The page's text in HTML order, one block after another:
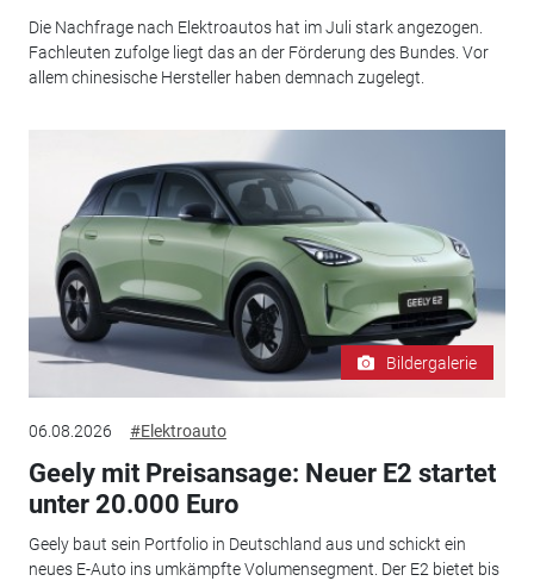
Die Nachfrage nach Elektroautos hat im Juli stark angezogen.
Fachleuten zufolge liegt das an der Förderung des Bundes. Vor
allem chinesische Hersteller haben demnach zugelegt.
Bildergalerie
06.08.2026 #Elektroauto
Geely mit Preisansage: Neuer E2 startet
unter 20.000 Euro
Geely baut sein Portfolio in Deutschland aus und schickt ein
neues E-Auto ins umkämpfte Volumensegment. Der E2 bietet bis